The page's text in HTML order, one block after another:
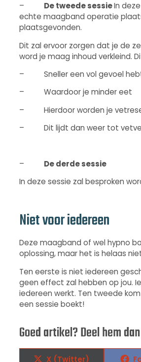
– De tweede sessieIn
echte maagband operatie
plaatsgevonden.
Dit zal ervoor zorgen dat je de
word je maag inhoud verkleind.
– Sneller een vol gevoel
– Waardoor je minder eet
– Hierdoor worden je
– Dit lijdt dan weer tot
– De derde sessie
In deze sessie zal besproken
Niet voor iedereen
Deze maagband of wel hypno
oplossing, maar het is helaas
Ten eerste is niet iedereen
geen effect zal hebben op jou.
iedereen werkt. Ten tweede
een sessie boekt!
Goed artikel? Deel hem
X (Twitter)